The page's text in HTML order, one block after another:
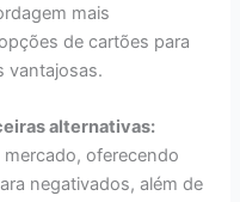
mais
de cartões para
vantajosas.
alternativas:
oferecendo
negativados, além de